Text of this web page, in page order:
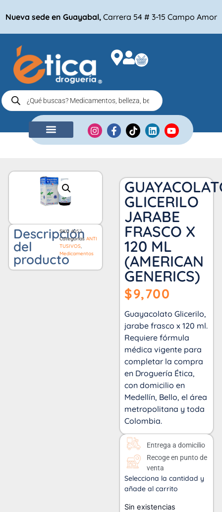
Nueva sede en Guayabal, Carrera 54 # 3-15 Campo Amor
Descripción
del
producto
SKU4052
Categorías ANTI
TUSIVOS,
Medicamentos
GLICERILO
JARABE
FRASCO X
120 ML
(AMERICAN
GENERICS)
$9,700
Guayacolato Glicerilo,
jarabe frasco x 120 ml.
Requiere fórmula
médica vigente para
completar la compra
en Droguería Ética,
con domicilio en
Medellín, Bello, el área
metropolitana y toda
Colombia.
Entrega a domicilio
Recoge en punto de
venta
Selecciona la cantidad y
añade al carrito
Sin existencias